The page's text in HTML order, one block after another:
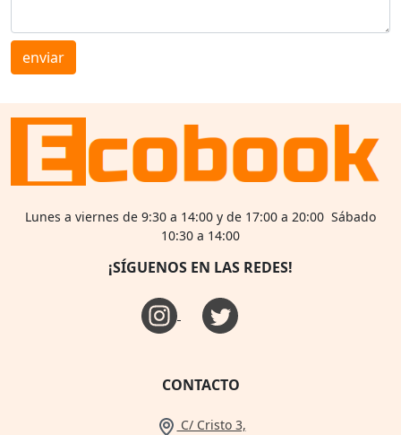
enviar
Lunes a viernes de 9:30 a 14:00 y de 17:00 a 20:00 Sábado
10:30 a 14:00
¡SÍGUENOS EN LAS REDES!
CONTACTO
C/ Cristo 3,